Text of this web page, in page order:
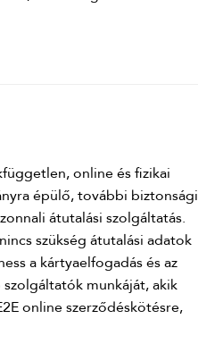
online és fizikai
épülő, további biztonsági
átutalási szolgáltatás.
szükség átutalási adatok
a kártyaelfogadás és az
munkáját, akik
online szerződéskötésre,